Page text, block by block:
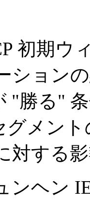
初期ウ
ション
"勝る"
グメン
対する
ンヘン